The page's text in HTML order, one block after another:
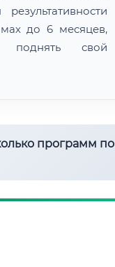
до 6 месяцев,
поднять свой
программ по